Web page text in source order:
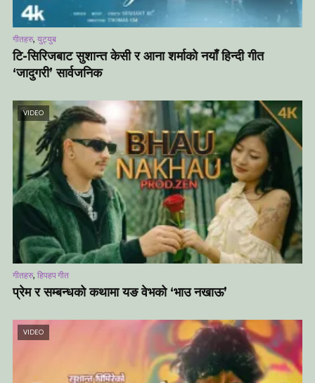
गीतहरु, युट्युब
टि-सिरिजबाट सुशान्त केसी र आना शर्माको नयाँ हिन्दी गीत
‘जादुगरी’ सार्वजनिक
VIDEO
गीतहरु, हिपहप गीत
प्रेम र सम्बन्धको कथामा यङ वेभको ‘भाउ नखाऊ’
VIDEO